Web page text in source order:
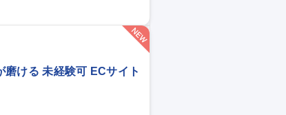
応 など ■転勤に関わる業務 ※在宅
磨ける 未経験可 ECサイト